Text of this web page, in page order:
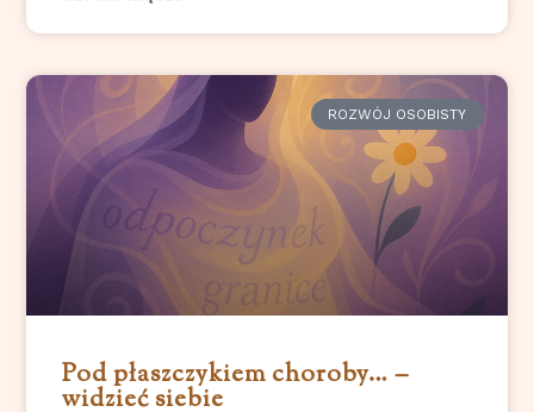
ROZWÓJ OSOBISTY
Pod płaszczykiem choroby… –
widzieć siebie